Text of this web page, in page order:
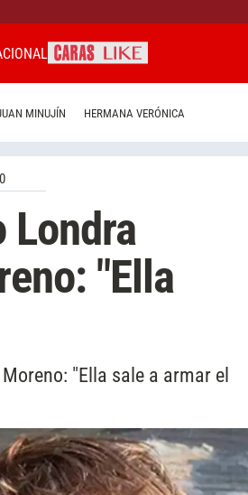
MINUJÍN HERMANA VERÓNICA
Londra
"Ella
"Ella sale a armar el